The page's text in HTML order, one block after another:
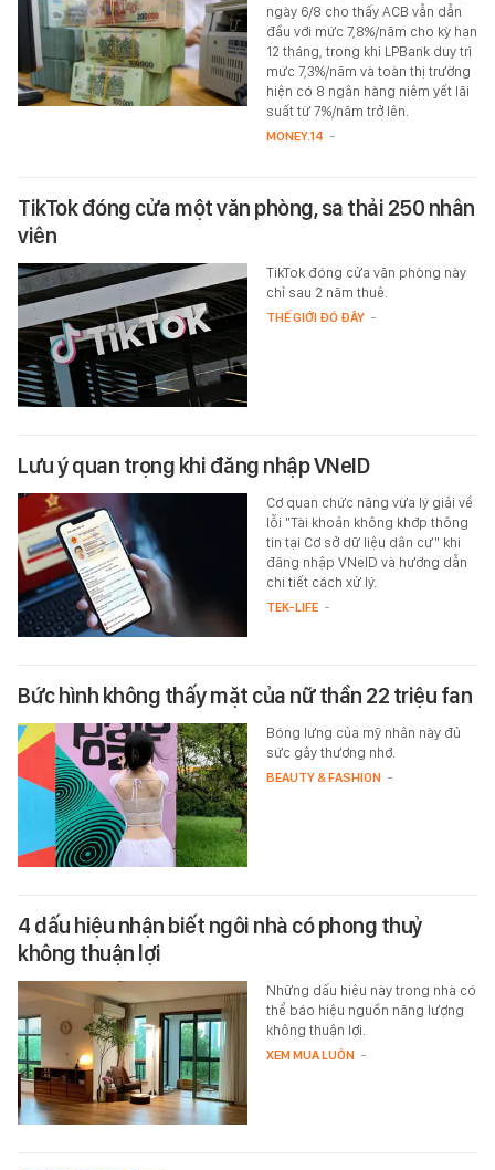
ngày 6/8 cho thấy ACB vẫn dẫn
đầu với mức 7,8%/năm cho kỳ hạn
12 tháng, trong khi LPBank duy trì
mức 7,3%/năm và toàn thị trường
hiện có 8 ngân hàng niêm yết lãi
suất từ 7%/năm trở lên.
MONEY.14 -
TikTok đóng cửa một văn phòng, sa thải 250 nhân
viên
TikTok đóng cửa văn phòng này
chỉ sau 2 năm thuê.
THẾ GIỚI ĐÓ ĐÂY -
Lưu ý quan trọng khi đăng nhập VNeID
Cơ quan chức năng vừa lý giải về
lỗi "Tài khoản không khớp thông
tin tại Cơ sở dữ liệu dân cư" khi
đăng nhập VNeID và hướng dẫn
chi tiết cách xử lý.
TEK-LIFE -
Bức hình không thấy mặt của nữ thần 22 triệu fan
Bóng lưng của mỹ nhân này đủ
sức gây thương nhớ.
BEAUTY & FASHION -
4 dấu hiệu nhận biết ngôi nhà có phong thuỷ
không thuận lợi
Những dấu hiệu này trong nhà có
thể báo hiệu nguồn năng lượng
không thuận lợi.
XEM MUA LUÔN -